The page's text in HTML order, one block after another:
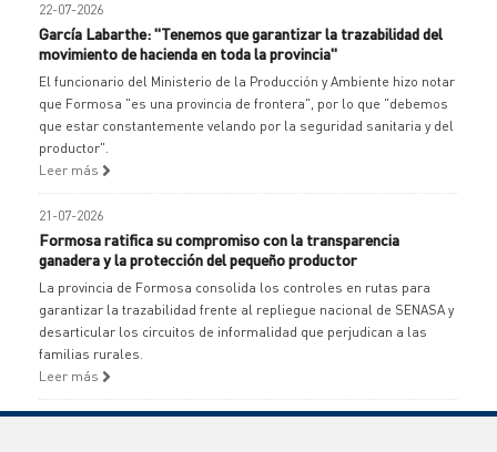
22-07-2026
García Labarthe: "Tenemos que garantizar la trazabilidad del
movimiento de hacienda en toda la provincia"
El funcionario del Ministerio de la Producción y Ambiente hizo notar
que Formosa "es una provincia de frontera", por lo que "debemos
que estar constantemente velando por la seguridad sanitaria y del
productor".
Leer más
21-07-2026
Formosa ratifica su compromiso con la transparencia
ganadera y la protección del pequeño productor
La provincia de Formosa consolida los controles en rutas para
garantizar la trazabilidad frente al repliegue nacional de SENASA y
desarticular los circuitos de informalidad que perjudican a las
familias rurales.
Leer más